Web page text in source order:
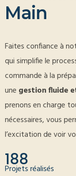
Main
Faites confiance à
qui simplifie le
commande à la
une gestion fluide
prenons en charge
nécessaires, vous
l’excitation de voir
188
Projets réalisés